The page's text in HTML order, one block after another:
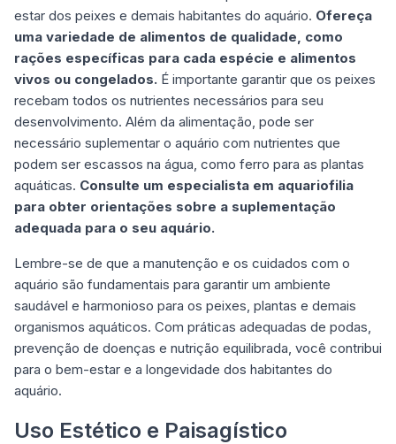
estar dos peixes e demais habitantes do aquário. Ofereça
uma variedade de alimentos de qualidade, como
rações específicas para cada espécie e alimentos
vivos ou congelados. É importante garantir que os peixes
recebam todos os nutrientes necessários para seu
desenvolvimento. Além da alimentação, pode ser
necessário suplementar o aquário com nutrientes que
podem ser escassos na água, como ferro para as plantas
aquáticas. Consulte um especialista em aquariofilia
para obter orientações sobre a suplementação
adequada para o seu aquário.
Lembre-se de que a manutenção e os cuidados com o
aquário são fundamentais para garantir um ambiente
saudável e harmonioso para os peixes, plantas e demais
organismos aquáticos. Com práticas adequadas de podas,
prevenção de doenças e nutrição equilibrada, você contribui
para o bem-estar e a longevidade dos habitantes do
aquário.
Uso Estético e Paisagístico